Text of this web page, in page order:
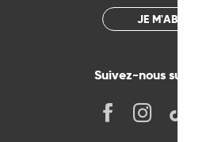
JE M'ABONNE
Suivez-nous sur les